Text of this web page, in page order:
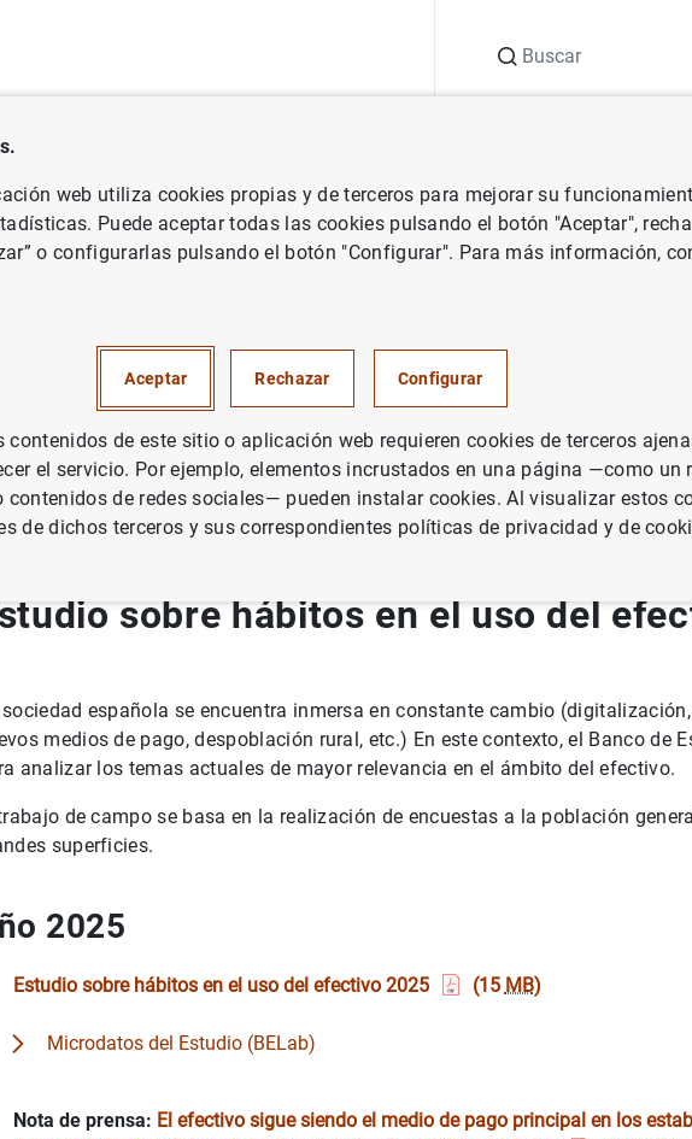
actuación
Estudios y publicaciones relacionadas con el efectivo Estudio sobre hábitos en
sobre hábitos en el uso del
española se encuentra inmersa en constante cambio
medios de pago, despoblación rural, etc.) En este contexto, el Banco de
analizar los temas actuales de mayor relevancia en el ámbito del efectivo.
de campo se basa en la realización de encuestas a la población
superficies.
2025
Estudio sobre hábitos en el uso del efectivo 2025 (15 MB)
Microdatos del Estudio (BELab)
Nota de prensa: El efectivo sigue siendo el medio de pago principal en los
web utiliza cookies propias y de terceros para mejorar su
Puede aceptar todas las cookies pulsando el botón "Aceptar",
o configurarlas pulsando el botón "Configurar". Para más información,
Aceptar Rechazar Configurar
contenidos de este sitio o aplicación web requieren cookies de terceros
el servicio. Por ejemplo, elementos incrustados en una página —como un
contenidos de redes sociales— pueden instalar cookies. Al visualizar estos
de dichos terceros y sus correspondientes políticas de privacidad y de